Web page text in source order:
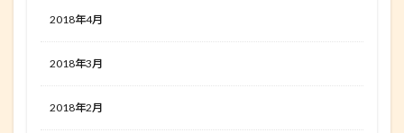
2018年4月
2018年3月
2018年2月